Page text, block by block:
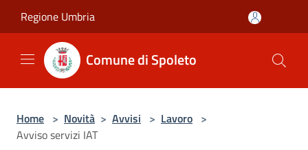
Regione Umbria
Comune di Spoleto
Home > Novità > Avvisi > Lavoro >
Avviso servizi IAT